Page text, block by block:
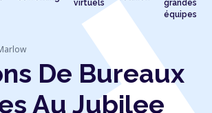
virtuels
grandes
équipes
De Bureaux
Au Jubilee